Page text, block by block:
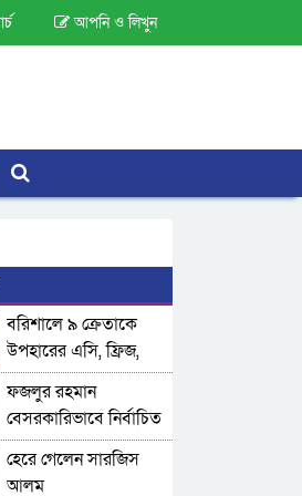
আপনি ও লিখুন
বরিশালে ৯ ক্রেতাকে
উপহারের এসি, ফ্রিজ,
টিভি হস্তান্তর করলো
ওয়ালটন
ফজলুর রহমান
বেসরকারিভাবে নির্বাচিত
হেরে গেলেন সারজিস
আলম